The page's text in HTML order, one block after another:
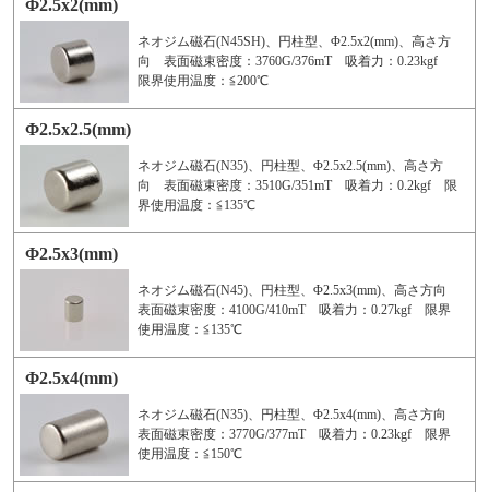
Φ2.5x2(mm)
ネオジム磁石(N45SH)、円柱型、Φ2.5x2(mm)、高さ方
向 表面磁束密度：3760G/376mT 吸着力：0.23kgf
限界使用温度：≦200℃
Φ2.5x2.5(mm)
ネオジム磁石(N35)、円柱型、Φ2.5x2.5(mm)、高さ方
向 表面磁束密度：3510G/351mT 吸着力：0.2kgf 限
界使用温度：≦135℃
Φ2.5x3(mm)
ネオジム磁石(N45)、円柱型、Φ2.5x3(mm)、高さ方向
表面磁束密度：4100G/410mT 吸着力：0.27kgf 限界
使用温度：≦135℃
Φ2.5x4(mm)
ネオジム磁石(N35)、円柱型、Φ2.5x4(mm)、高さ方向
表面磁束密度：3770G/377mT 吸着力：0.23kgf 限界
使用温度：≦150℃